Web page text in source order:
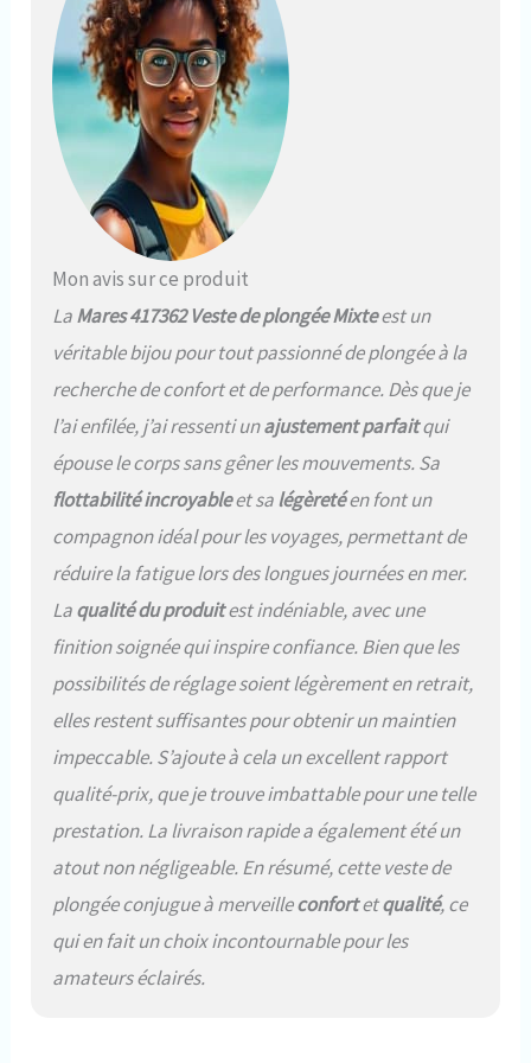
+ 4 kg pour les tailles XS à M et 6
+ 6 kg pour les tailles L et XL.
Les indicateurs visuels
confirment le bon
positionnement du poids,
améliorant la sécurité pendant
vos plongées Design
ergonomique pour tous les
plongeurs – Avec une fermeture
système de poids monté à
offre un design ergonomique
qui répond aux besoins des
plongeurs les plus exigeants,
assurant un confort lors de
longues plongées
Fonctionnalité et
personnalisation : cet appareil
de contrôle de flottabilité
Mares Bolt SLS comprend une
pochette pliable, des poches
de poids réglables et divers
matériel. Les étiquettes de
personnalisation sur les
personnalisation Durable et
facile à transporter : fabriqué à
SLS BDC est conçu pour durer
et est facile à transporter, ne
monobloc prend en charge les
réservoirs simples ou jumeaux,
ce qui le rend parfait pour
toutes les aventures de
plongée
Mon avis sur ce produit
LaMares 417362 Veste de plongée Mixteest un
véritable bijou pour tout passionné de plongée à la
recherche de confort et de performance. Dès que je
l’ai enfilée, j’ai ressenti unajustement parfaitqui
épouse le corps sans gêner les mouvements. Sa
flottabilité incroyableet salégèretéen font un
compagnon idéal pour les voyages, permettant de
réduire la fatigue lors des longues journées en mer.
Laqualité du produitest indéniable, avec une
finition soignée qui inspire confiance. Bien que les
possibilités de réglage soient légèrement en retrait,
elles restent suffisantes pour obtenir un maintien
impeccable. S’ajoute à cela un excellent rapport
qualité-prix, que je trouve imbattable pour une telle
prestation. La livraison rapide a également été un
atout non négligeable. En résumé, cette veste de
plongée conjugue à merveilleconfortetqualité, ce
qui en fait un choix incontournable pour les
amateurs éclairés.